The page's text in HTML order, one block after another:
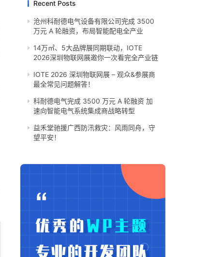
Recent Posts
沧州科耐德电气设备有限公司完成 3500
万元 A 轮融资，布局智能配电全产业
14万㎡、5大品牌展同期联动，IOTE
2026深圳物联网展邀你一次看完全产业链
IOTE 2026 深圳物联网展 – 观众&参展商
最全常见问题解答！
科耐德电气完成 3500 万元 A 轮融资 加
速向智能电气系统集成商战略转型
​益禾堂驰援广西防汛救灾：风雨同舟，守
望平安！